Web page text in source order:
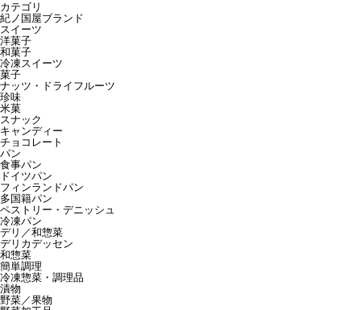
カテゴリ
紀ノ国屋ブランド
スイーツ
洋菓子
和菓子
冷凍スイーツ
菓子
ナッツ・ドライフルーツ
珍味
米菓
スナック
キャンディー
チョコレート
パン
食事パン
ドイツパン
フィンランドパン
多国籍パン
ペストリー・デニッシュ
冷凍パン
デリ／和惣菜
デリカデッセン
和惣菜
簡単調理
冷凍惣菜・調理品
漬物
野菜／果物